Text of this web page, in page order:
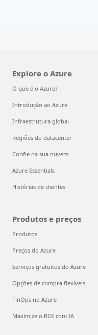
Explore o Azure
O que é o Azure?
Introdução ao Azure
Infraestrutura global
Regiões do datacenter
Confie na sua nuvem
Azure Essentials
Histórias de clientes
Produtos e preços
Produtos
Preços do Azure
Serviços gratuitos do Azure
Opções de compra flexíveis
FinOps no Azure
Maximize o ROI com IA